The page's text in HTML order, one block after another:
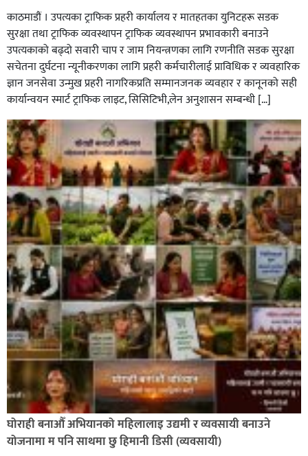
सबैजसो डिलरमा प्रशासनले अनुगमन
कपिलवस्तु र अर्घाखाँचीको सिमानाका शिव भाइरल पहाड
लुम्बिनीको नयाँ पर्यटकीय हब बन्दै,
काठमाडौं । उपत्यका ट्राफिक प्रहरी कार्यालय र मातहतका युनिटहरू सडक
सुरक्षा तथा ट्राफिक व्यवस्थापन ट्राफिक व्यवस्थापन प्रभावकारी बनाउने
उपत्यकाको बढ्दो सवारी चाप र जाम नियन्त्रणका लागि रणनीति सडक सुरक्षा
सचेतना दुर्घटना न्यूनीकरणका लागि प्रहरी कर्मचारीलाई प्राविधिक र व्यवहारिक
ज्ञान जनसेवा उन्मुख प्रहरी नागरिकप्रति सम्मानजनक व्यवहार र कानूनको सही
कार्यान्वयन स्मार्ट ट्राफिक लाइट, सिसिटिभी,लेन अनुशासन सम्बन्धी […]
घोराही बनाऔँ अभियानको महिलालाइ उद्यमी र व्यवसायी बनाउने
योजनामा म पनि साथमा छु हिमानी डिसी (व्यवसायी)